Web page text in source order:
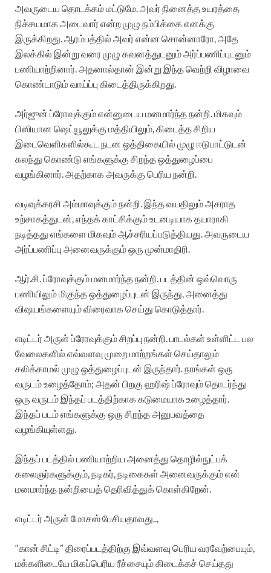
அவருடைய தொடக்கம் மட்டுமே. அவர் நினைத்த உயரத்தை
நிச்சயமாக அடைவார் என்ற முழு நம்பிக்கை எனக்கு
இருக்கிறது. ஆரம்பத்தில் அவர் என்ன சொன்னாரோ, அதே
இலக்கில் இன்று வரை முழு கவனத்துடனும் அர்ப்பணிப்புடனும்
பணியாற்றினார். அதனால்தான் இன்று இந்த வெற்றி விழாவை
கொண்டாடும் வாய்ப்பு கிடைத்திருக்கிறது.
அர்ஜுன் ப்ரோவுக்கும் என்னுடைய மனமார்ந்த நன்றி. மிகவும்
பிஸியான ஷெட்யூலுக்கு மத்தியிலும், கிடைத்த சிறிய
இடைவெளிகளில்கூட நடன ஒத்திகையில் முழு ஈடுபாட்டுடன்
கலந்து கொண்டு எங்களுக்கு சிறந்த ஒத்துழைப்பை
வழங்கினார். அதற்காக அவருக்கு பெரிய நன்றி.
வடிவுக்கரசி அம்மாவுக்கும் நன்றி. இந்த வயதிலும் அசராத
உற்சாகத்துடன், எந்தக் காட்சிக்கும் உடனடியாக தயாராகி
நடித்தது எங்களை மிகவும் ஆச்சரியப்படுத்தியது. அவருடைய
அர்ப்பணிப்பு அனைவருக்கும் ஒரு முன்மாதிரி.
ஆர்.சி. ப்ரோவுக்கும் மனமார்ந்த நன்றி. படத்தின் ஒவ்வொரு
பணியிலும் மிகுந்த ஒத்துழைப்புடன் இருந்து, அனைத்து
விஷயங்களையும் விரைவாக செய்து கொடுத்தார்.
எடிட்டர் அருள் ப்ரோவுக்கும் சிறப்பு நன்றி. பாடல்கள் உள்ளிட்ட பல
வேலைகளில் எவ்வளவு முறை மாற்றங்கள் செய்தாலும்
சலிக்காமல் முழு ஒத்துழைப்புடன் இருந்தார். நாங்கள் ஒரு
வருடம் உழைத்தோம்; அதன் பிறகு ஹரிஷ் ப்ரோவும் தொடர்ந்து
ஒரு வருடம் இந்தப் படத்திற்காக கடுமையாக உழைத்தார்.
இந்தப் படம் எங்களுக்கு ஒரு சிறந்த அனுபவத்தை
வழங்கியுள்ளது.
இந்தப் படத்தில் பணியாற்றிய அனைத்து தொழில்நுட்பக்
கலைஞர்களுக்கும், நடிகர், நடிகைகள் அனைவருக்கும் என்
மனமார்ந்த நன்றியைத் தெரிவித்துக் கொள்கிறேன்.
எடிட்டர் அருள் மோசஸ் பேசியதாவது..,
“கான் சிட்டி” திரைப்படத்திற்கு இவ்வளவு பெரிய வரவேற்பையும்,
மக்களிடையே மிகப்பெரிய ரீச்சையும் கிடைக்கச் செய்தது